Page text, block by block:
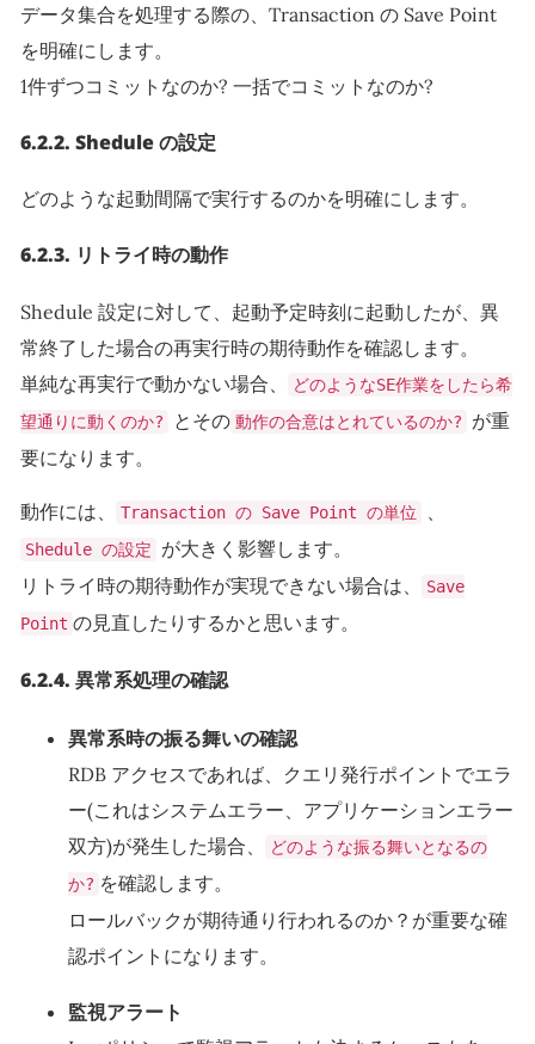
データ集合を処理する際の、Transaction の Save Point
を明確にします。
1件ずつコミットなのか? 一括でコミットなのか?
6.2.2. Shedule の設定
どのような起動間隔で実行するのかを明確にします。
6.2.3. リトライ時の動作
Shedule 設定に対して、起動予定時刻に起動したが、異
常終了した場合の再実行時の期待動作を確認します。
単純な再実行で動かない場合、
どのようなSE作業をしたら希
望通りに動くのか?
とその 動作の合意はとれているのか?
が重
要になります。
動作には、 Transaction の Save Point の単位
Shedule の設定
が大きく影響します。
リトライ時の期待動作が実現できない場合は、
Save
Point の見直したりするかと思います。
6.2.4. 異常系処理の確認
異常系時の振る舞いの確認
RDB アクセスであれば、クエリ発行ポイントでエラ
ー(これはシステムエラー、アプリケーションエラー
双方)が発生した場合、
どのような振る舞いとなるの
か? を確認します。
ロールバックが期待通り行われるのか？が重要な確
認ポイントになります。
監視アラート